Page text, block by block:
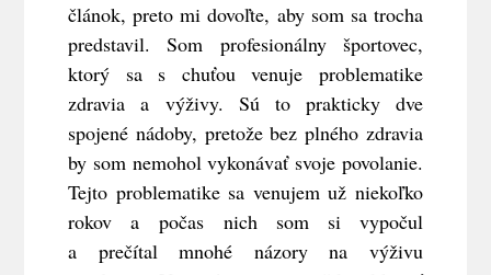
článok, preto mi dovoľte, aby som sa trocha
predstavil. Som profesionálny športovec,
ktorý sa s chuťou venuje problematike
zdravia a výživy. Sú to prakticky dve
spojené nádoby, pretože bez plného zdravia
by som nemohol vykonávať svoje povolanie.
Tejto problematike sa venujem už niekoľko
rokov a počas nich som si vypočul
a prečítal mnohé názory na výživu